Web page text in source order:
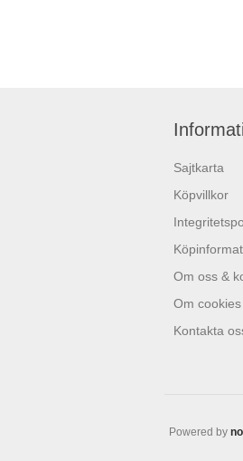
Sajtkarta
Köpvillkor
Om oss &
Om cookies
Kontakta
Powered by